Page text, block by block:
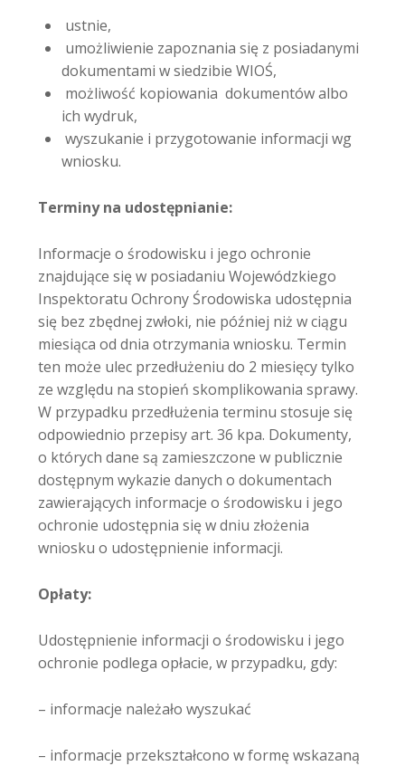
ustnie,
umożliwienie zapoznania się z posiadanymi
dokumentami w siedzibie WIOŚ,
możliwość kopiowania dokumentów albo
ich wydruk,
wyszukanie i przygotowanie informacji wg
wniosku.
Terminy na udostępnianie:
Informacje o środowisku i jego ochronie
znajdujące się w posiadaniu Wojewódzkiego
Inspektoratu Ochrony Środowiska udostępnia
się bez zbędnej zwłoki, nie później niż w ciągu
miesiąca od dnia otrzymania wniosku. Termin
ten może ulec przedłużeniu do 2 miesięcy tylko
ze względu na stopień skomplikowania sprawy.
W przypadku przedłużenia terminu stosuje się
odpowiednio przepisy art. 36 kpa. Dokumenty,
o których dane są zamieszczone w publicznie
dostępnym wykazie danych o dokumentach
zawierających informacje o środowisku i jego
ochronie udostępnia się w dniu złożenia
wniosku o udostępnienie informacji.
Opłaty:
Udostępnienie informacji o środowisku i jego
ochronie podlega opłacie, w przypadku, gdy:
– informacje należało wyszukać
– informacje przekształcono w formę wskazaną